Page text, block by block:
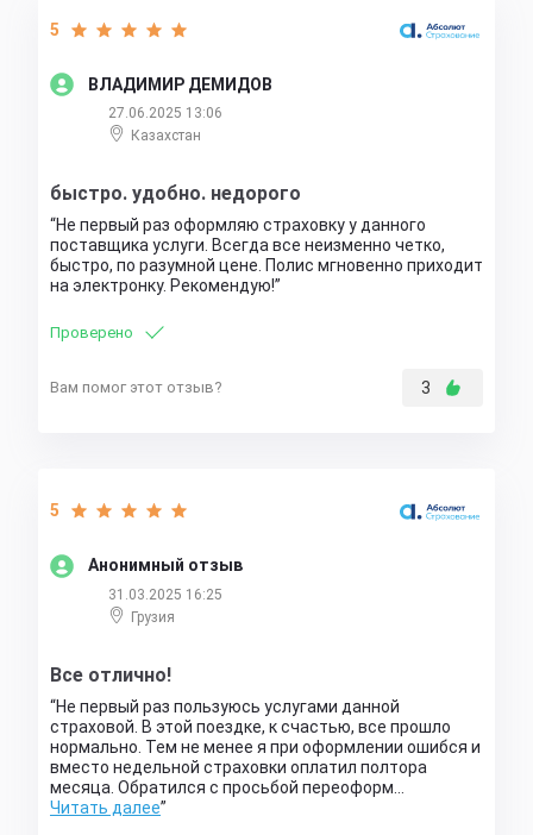
ВЛАДИМИР ДЕМИДОВ
5
27.06.2025 13:06
Казахстан
быстро. удобно. недорого
Не первый раз оформляю страховку у данного
поставщика услуги. Всегда все неизменно четко,
быстро, по разумной цене. Полис мгновенно приходит
на электронку. Рекомендую!
Проверено
Вам помог этот отзыв? 3
Анонимный отзыв
5
31.03.2025 16:25
Грузия
Все отлично!
Не первый раз пользуюсь услугами данной
страховой. В этой поездке, к счастью, все прошло
нормально. Тем не менее я при оформлении ошибся и
вместо недельной страховки оплатил полтора
месяца. Обратился с просьбой переоформ…
Читать далее